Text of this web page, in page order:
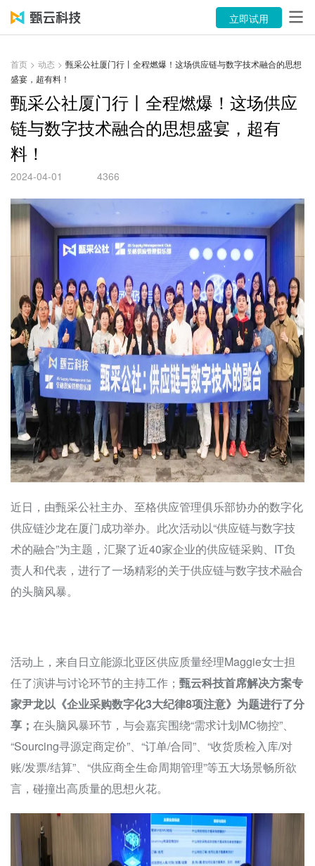
产品
案例
资源中心
语言
立即试用
售前咨询：400-116-6869
售后服务：400-116-0808
立即试用
首页 > 动态 > 甄采公社厦门行丨全程燃爆！这场供应链与数字技术融合的思想
盛宴，超有料！
甄采公社厦门行丨全程燃爆！这场供应
链与数字技术融合的思想盛宴，超有
料！
2024-04-01 4366
近日，由甄采公社主办、至格供应管理俱乐部协办的数字化
供应链沙龙在厦门成功举办。此次活动以“供应链与数字技
术的融合”为主题，汇聚了近40家企业的供应链采购、IT负
责人和代表，进行了一场精彩的关于供应链与数字技术融合
的头脑风暴。
活动上，来自日立能源北亚区供应质量经理Maggie女士担
任了演讲与讨论环节的主持工作； 甄云科技首席解决方案专
家尹龙以《企业采购数字化3大纪律8项注意》为题进行了分
享； 在头脑风暴环节，与会嘉宾围绕“需求计划MC物控”、
“Sourcing寻源定商定价”、“订单/合同”、“收货质检入库/对
账/发票/结算”、“供应商全生命周期管理”等五大场景畅所欲
言，碰撞出高质量的思想火花。